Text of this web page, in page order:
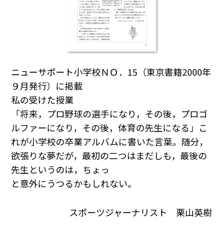
ニューサポート小学校ＮＯ．15（東京書籍2000年
９月発行）に掲載
私の受けた授業
「将来，プロ野球の選手になり，その後，プロゴ
ルファーになり，その後，体育の先生になる」こ
れが小学校の卒業アルバムに書いた言葉。随分，
欲張りな夢だが，最初の二つはまだしも，最後の
先生というのは，ちょっ
と意外にうつるかもしれない。
スポーツジャーナリスト 栗山英樹